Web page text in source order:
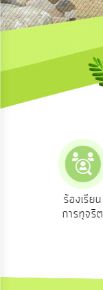
ความ
คิด
เห็น
แผน
แผน
พัฒนา
บริหาร/
ทรัพยากร
ร้องเรียน
การทุจริต